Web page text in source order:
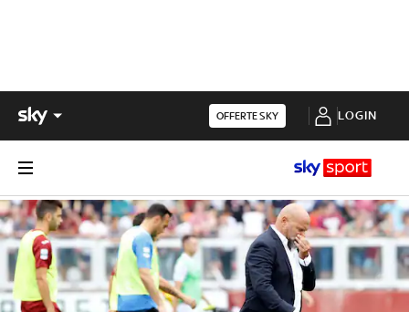
OFFERTE SKY LOGIN